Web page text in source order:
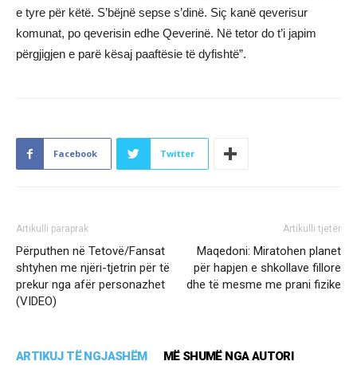
e tyre për këtë. S’bëjnë sepse s’dinë. Siç kanë qeverisur
komunat, po qeverisin edhe Qeverinë. Në tetor do t’i japim
përgjigjen e parë kësaj paaftësie të dyfishtë”.
Facebook Twitter
Artikulli paraprak
Përputhen në Tetovë/Fansat
shtyhen me njëri-tjetrin për të
prekur nga afër personazhet
(VIDEO)
Artikulli tjetër
Maqedoni: Miratohen planet
për hapjen e shkollave fillore
dhe të mesme me prani fizike
ARTIKUJ TË NGJASHËM MË SHUMË NGA AUTORI